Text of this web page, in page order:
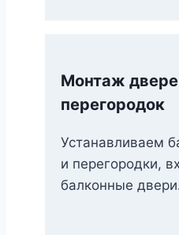
Монтаж
перегородок
Устанавливаем
и перегородки,
балконные